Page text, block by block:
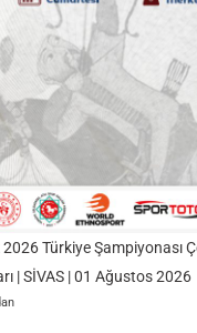
LİSTELERİ
Türkiye Şampiyonası
| SİVAS | 01 Ağustos 2026